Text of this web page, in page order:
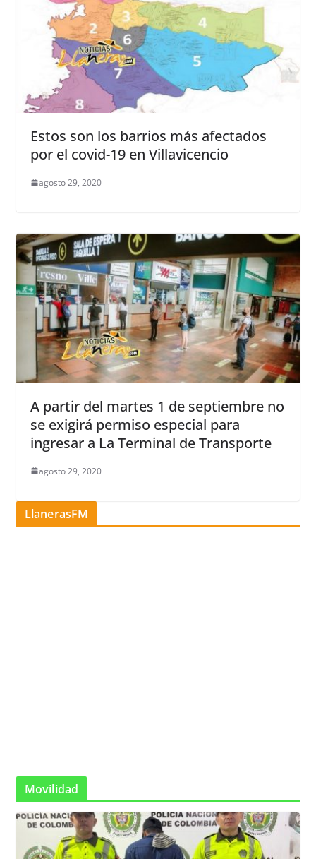
Estos son los barrios más afectados
por el covid-19 en Villavicencio
agosto 29, 2020
A partir del martes 1 de septiembre no
se exigirá permiso especial para
ingresar a La Terminal de Transporte
agosto 29, 2020
LlanerasFM
Movilidad